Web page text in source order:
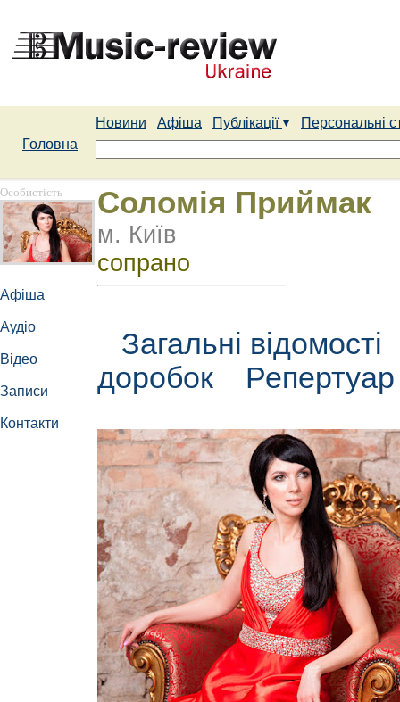
Новини Афіша Публікації
Персональні
Головна
Особистість
Афіша
Аудіо
Відео
Записи
Контакти
Соломія Приймак
м. Київ
сопрано
Загальні відомості
доробок